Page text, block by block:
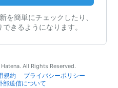
を簡単にチェックしたり、
きるようになります。
All Rights Reserved.
規約
プライバシーポリシー
部送信について